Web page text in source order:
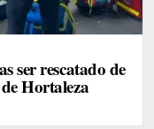
ser rescatado de
Hortaleza